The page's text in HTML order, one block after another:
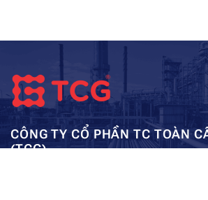
CÔNG TY CỔ PHẦN TC TOÀN
(TCG)